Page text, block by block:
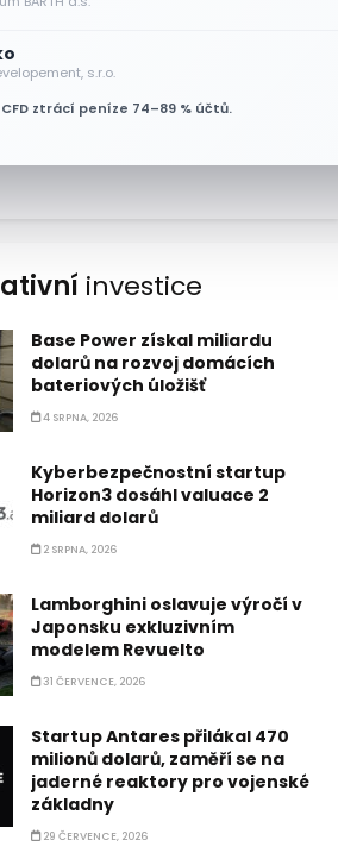
s.r.o.
ztrácí peníze 74–89 % účtů.
Tesla míří na obrovský trh
samořiditelných aut. Akcie
reagují růstem
investice
Base Power získal miliardu
dolarů na rozvoj domácích
bateriových úložišť
4 SRPNA, 2026
Kyberbezpečnostní startup
Horizon3 dosáhl valuace 2
miliard dolarů
2 SRPNA, 2026
Lamborghini oslavuje výročí v
Japonsku exkluzivním
modelem Revuelto
31 ČERVENCE, 2026
Startup Antares přilákal 470
milionů dolarů, zaměří se na
jaderné reaktory pro vojenské
základny
29 ČERVENCE, 2026